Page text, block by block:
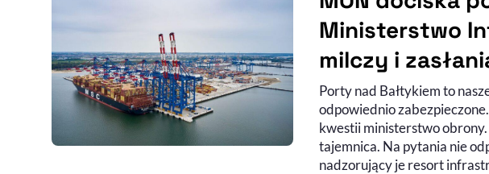
Ministerstwo
milczy i
Porty nad Bałtykiem to
odpowiednio
kwestii ministerstwo obrony.
tajemnica. Na pytania nie
nadzorujący je resort